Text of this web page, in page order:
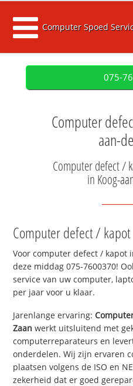
Computer Spoed
075-
Computer
aan-
Computer defect /
in Koog-
Computer defect / kapot
Voor computer defect / kapot
deze middag 075-7600370!
service van uw computer,
per jaar voor u klaar.
Jarenlange ervaring:
Zaan werkt uitsluitend met
computerreparateurs en
onderdelen. Wij zijn ervaren
plaatsen volgens de ISO en
zekerheid dat er goed